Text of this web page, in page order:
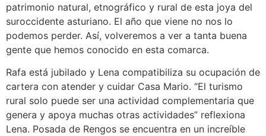
patrimonio natural, etnográfico y rural de esta joya del
suroccidente asturiano. El año que viene no nos lo
podemos perder. Así, volveremos a ver a tanta buena
gente que hemos conocido en esta comarca.
Rafa está jubilado y Lena compatibiliza su ocupación de
cartera con atender y cuidar Casa Mario. “El turismo
rural solo puede ser una actividad complementaria que
genera y apoya muchas otras actividades” reflexiona
Lena. Posada de Rengos se encuentra en un increíble